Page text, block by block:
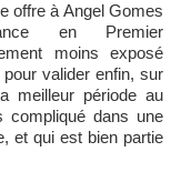
offre à Angel Gomes
en Premier
moins exposé
valider enfin, sur
meilleur période au
compliqué dans une
et qui est bien partie